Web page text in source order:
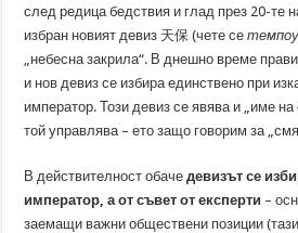
след редица бедствия и глад през 20-те
избран новият девиз 天保 (чете се
„небесна закрила“. В днешно време
и нов девиз се избира единствено при
император. Този девиз се явява и „име на
той управлява – ето защо говорим за
В действителност обачедевизът се
император, а от съвет от експерти –
заемащи важни обществени позиции